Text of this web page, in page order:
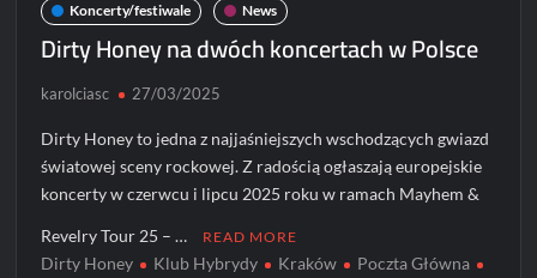
Koncerty/festiwale News
Dirty Honey na dwóch koncertach w Polsce
karolciasc 27/03/2025
Dirty Honey to jedna z najjaśniejszych wschodzących gwiazd
światowej sceny rockowej. Z radością ogłaszają europejskie
koncerty w czerwcu i lipcu 2025 roku w ramach Mayhem &
Revelry Tour 25 – … READ MORE
Dirty Honey Klub Hybrydy Kraków
Poczta Główna